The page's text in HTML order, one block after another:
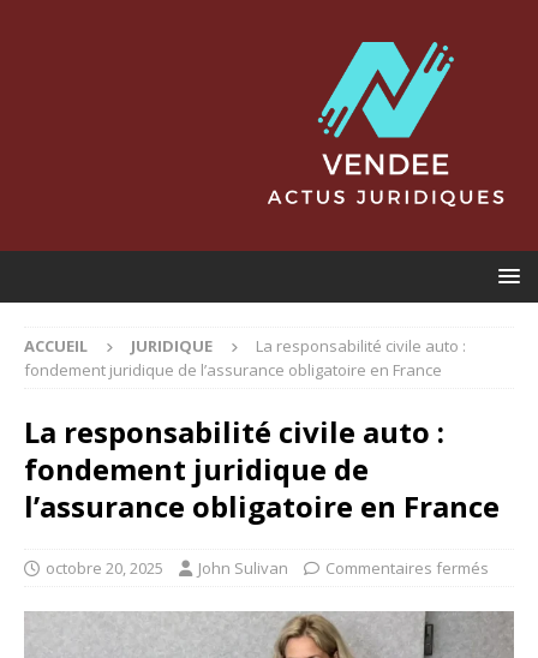
ACCUEIL JURIDIQUE
La responsabilité civile auto :
fondement juridique de l’assurance obligatoire en France
La responsabilité civile auto :
fondement juridique de
l’assurance obligatoire en France
octobre 20, 2025 John Sulivan Commentaires fermés